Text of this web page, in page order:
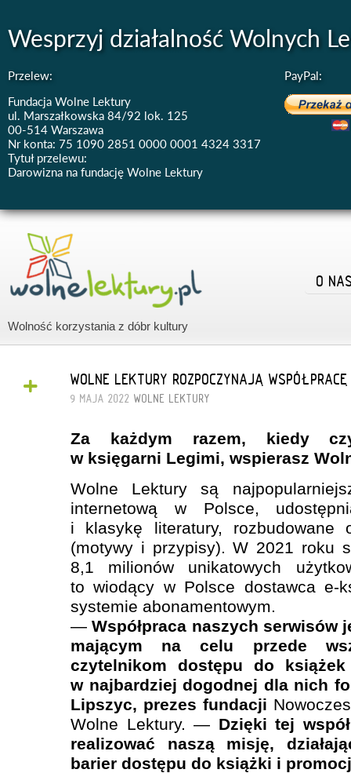
Wesprzyj działalność Wolnych
Przelew:
Fundacja Wolne Lektury
ul. Marszałkowska 84/92 lok. 125
00-514 Warszawa
Nr konta: 75 1090 2851 0000 0001 4324 3317
Tytuł przelewu:
Darowizna na fundację Wolne Lektury
PayPal:
Wolność korzystania z dóbr kultury
O
+ WOLNE LEKTURY ROZPOCZYNAJĄ
9 MAJA 2022 WOLNE LEKTURY
Za każdym razem, kiedy
w księgarni Legimi, wspierasz
Wolne Lektury są
internetową w Polsce,
i klasykę literatury, rozbudowane
(motywy i przypisy). W 2021 roku
8,1 milionów unikatowych
to wiodący w Polsce dostawca e-
systemie abonamentowym.
— Współpraca naszych serwisów
mającym na celu przede
czytelnikom dostępu do
w najbardziej dogodnej dla nich
Lipszyc, prezes fundacji
Wolne Lektury. — Dzięki tej
realizować naszą misję,
barier dostępu do książki i